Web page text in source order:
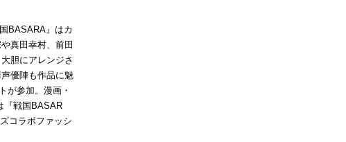
BASARA』はカ
真田幸村、前田
胆にアレンジさ
優陣も作品に魅
が参加。漫画・
『戦国BASAR
コラボファッシ